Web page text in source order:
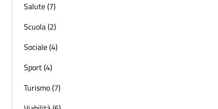
Salute (7)
Scuola (2)
Sociale (4)
Sport (4)
Turismo (7)